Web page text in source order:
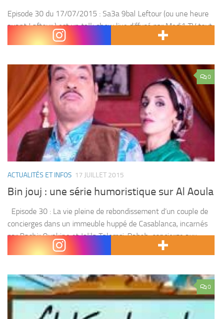
Episode 30 du 17/07/2015 : Sa3a 9bal Leftour (ou une heure
avant Laftour ) est un talk show live diffusé par Medi1 TV tout
au long du mois de Ramadan . Sa3a 9bel Leftour...
0
ACTUALITÉS ET INFOS 17 JUILLET 2015
Bin jouj : une série humoristique sur Al Aoula
Episode 30 : La vie pleine de rebondissement d’un couple de
concierges dans un immeuble huppé de Casablanca, incarnés
par Bachir Ouakine et Jalila Talemsi. Rabeh, concierge aux
plans machiavélique joue des tours...
0